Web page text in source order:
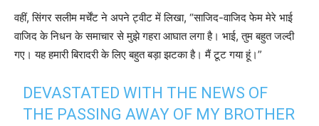
वहीं, सिंगर सलीम मर्चेंट ने अपने ट्वीट में लिखा, “साजिद-वाजिद फेम मेरे भाई
वाजिद के निधन के समाचार से मुझे गहरा आघात लगा है। भाई, तुम बहुत जल्दी
गए। यह हमारी बिरादरी के लिए बहुत बड़ा झटका है। मैं टूट गया हूं।”
DEVASTATED WITH THE NEWS OF
THE PASSING AWAY OF MY BROTHER